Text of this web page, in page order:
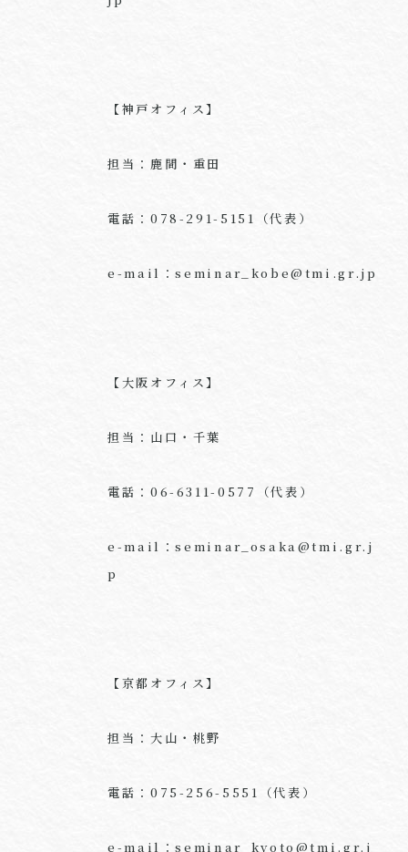
【神戸オフィス】
担当：鹿間・重田
電話：078-291-5151（代表）
e-mail：seminar_kobe@tmi.gr.jp
【大阪オフィス】
担当：山口・千葉
電話：06-6311-0577（代表）
e-mail：seminar_osaka@tmi.gr.j
p
【京都オフィス】
担当：大山・桃野
電話：075-256-5551（代表）
e-mail：seminar_kyoto@tmi.gr.j